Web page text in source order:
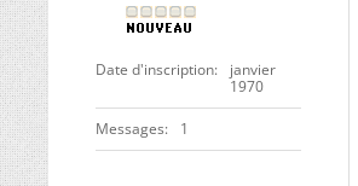
Date d'inscription
janvier
1970
Messages 1